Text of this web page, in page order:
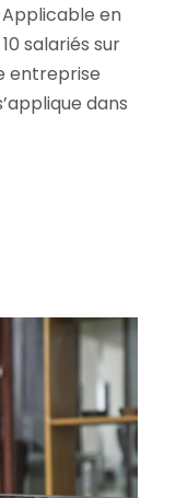
Applicable en
salariés sur
entreprise
dans